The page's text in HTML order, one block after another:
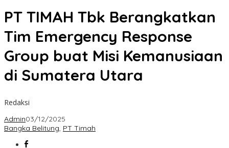
PT TIMAH Tbk Berangkatkan
Tim Emergency Response
Group buat Misi Kemanusiaan
di Sumatera Utara
Redaksi
Admin03/12/2025
Bangka Belitung, PT Timah